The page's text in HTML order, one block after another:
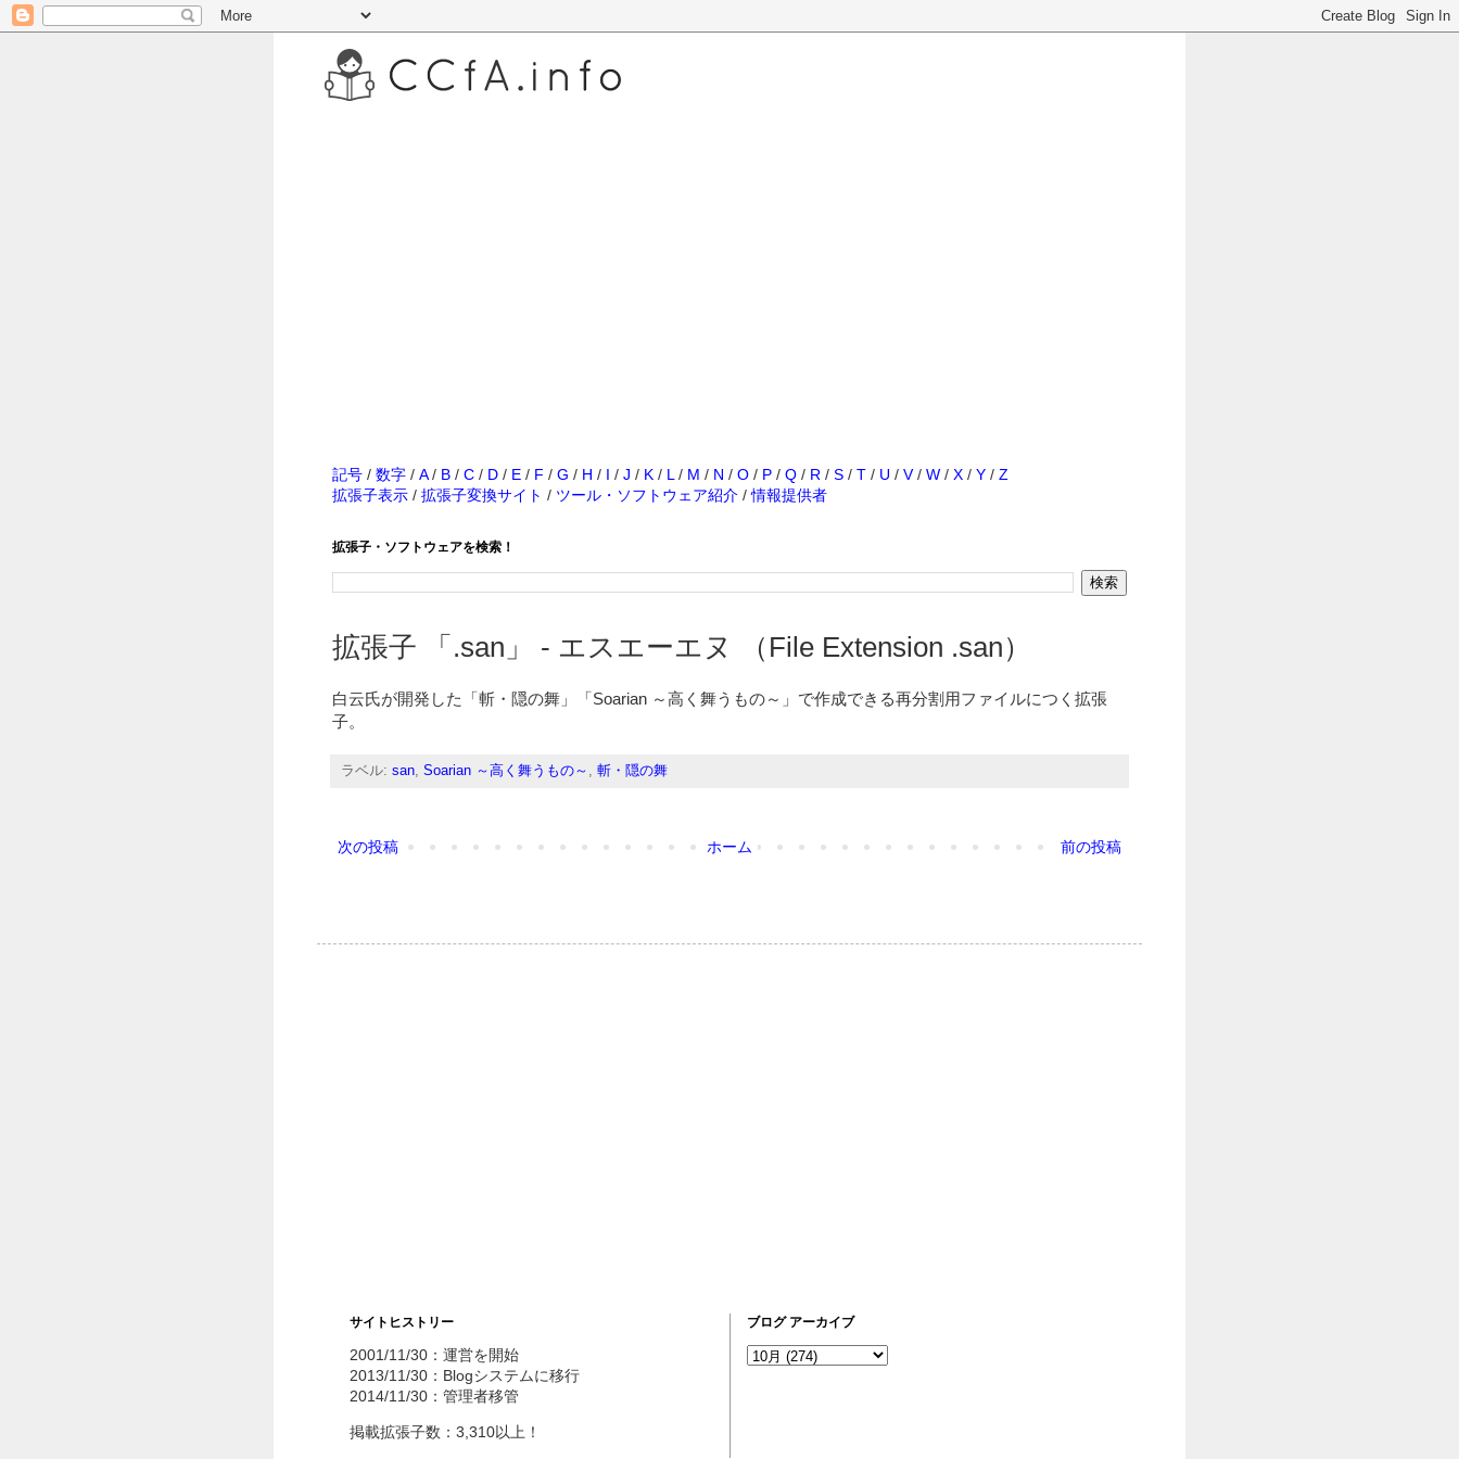
記号 / 数字 / A/ B / C / D / E / F / G / H / I / J / K / L / M / N / O / P / Q / R / S / T / U / V/ W / X / Y / Z
拡張子表示 / 拡張子変換サイト / ツール・ソフトウェア紹介 /情報提供者
拡張子・ソフトウェアを検索！
拡張子 「.san」 - エスエーエヌ （File Extension .san）
白云氏が開発した「斬・隠の舞」「Soarian ～高く舞うもの～」で作成できる再分割用ファイルにつく拡張
子。
ラベル: san, Soarian ～高く舞うもの～ , 斬・隠の舞
次の投稿 前の投稿
ホーム
サイトヒストリー
2001/11/30：運営を開始
2013/11/30：Blogシステムに移行
2014/11/30：管理者移管
掲載拡張子数：3,310以上！
ブログ アーカイブ